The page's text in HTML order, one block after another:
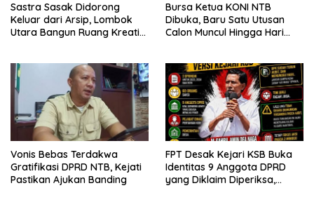
Sastra Sasak Didorong
Keluar dari Arsip, Lombok
Utara Bangun Ruang Kreatif
Bursa Ketua KONI NTB
Dibuka, Baru Satu Utusan
Calon Muncul Hingga Hari
Vonis Bebas Terdakwa
Gratifikasi DPRD NTB, Kejati
Pastikan Ajukan Banding
FPT Desak Kejari KSB Buka
Identitas 9 Anggota DPRD
yang Diklaim Diperiksa,